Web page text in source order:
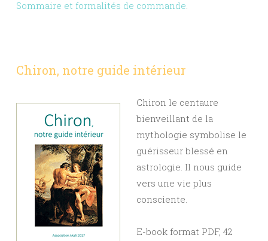
Sommaire et formalités de commande.
Chiron, notre guide intérieur
Chiron le centaure
bienveillant de la
mythologie symbolise le
guérisseur blessé en
astrologie. Il nous guide
vers une vie plus
consciente.
E-book format PDF, 42